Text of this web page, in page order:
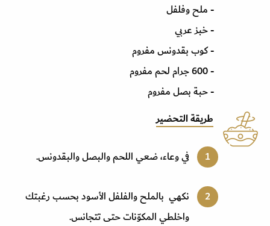
- ملح وفلفل
- خبز عربي
- كوب بقدونس مفروم
- 600 جرام لحم مفروم
- حبة بصل مفروم
طريقة التحضير
في وعاء، ضعي اللحم والبصل والبقدونس.
نكهي بالملح والفلفل الأسود بحسب رغبتك
واخلطي المكوّنات حتى تتجانس.